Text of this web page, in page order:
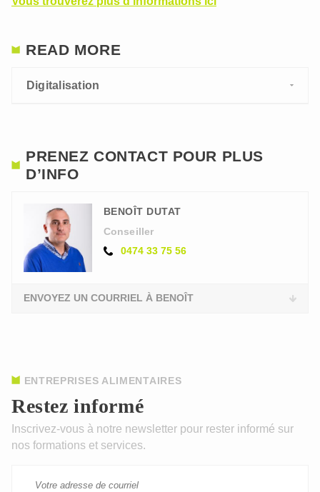
READ MORE
Digitalisation
PRENEZ CONTACT POUR PLUS
D’INFO
BENOÎT DUTAT
Conseiller
0474 33 75 56
ENVOYEZ UN COURRIEL À BENOÎT
Restez informé
ENTREPRISES ALIMENTAIRES
Inscrivez-vous à notre newsletter pour rester informé sur
nos formations et services.